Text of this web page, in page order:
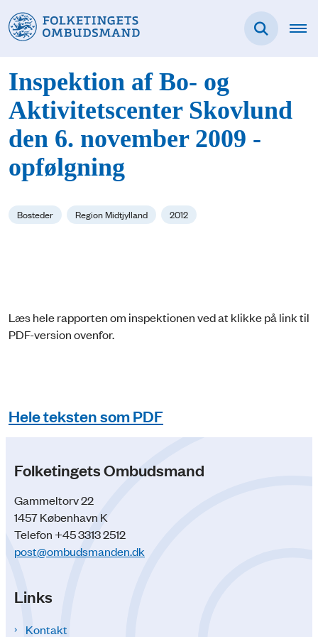
Inspektion af Bo- og
Aktivitetscenter Skovlund
den 6. november 2009 -
opfølgning
Bosteder Region Midtjylland 2012
Læs hele rapporten om inspektionen ved at klikke på link til
PDF-version ovenfor.
Hele teksten som PDF
Folketingets Ombudsmand
Gammeltorv 22
1457 København K
Telefon +45 3313 2512
post@ombudsmanden.dk
Links
Kontakt